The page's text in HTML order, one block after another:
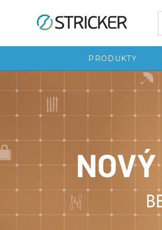
Go to content
PRODUKTY